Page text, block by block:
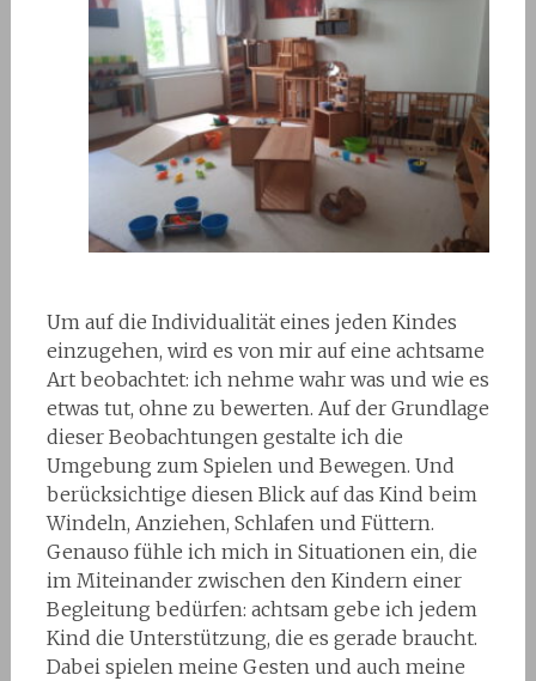
Um auf die Individualität eines jeden Kindes
einzugehen, wird es von mir auf eine achtsame
Art beobachtet: ich nehme wahr was und wie es
etwas tut, ohne zu bewerten. Auf der Grundlage
dieser Beobachtungen gestalte ich die
Umgebung zum Spielen und Bewegen. Und
berücksichtige diesen Blick auf das Kind beim
Windeln, Anziehen, Schlafen und Füttern.
Genauso fühle ich mich in Situationen ein, die
im Miteinander zwischen den Kindern einer
Begleitung bedürfen: achtsam gebe ich jedem
Kind die Unterstützung, die es gerade braucht.
Dabei spielen meine Gesten und auch meine